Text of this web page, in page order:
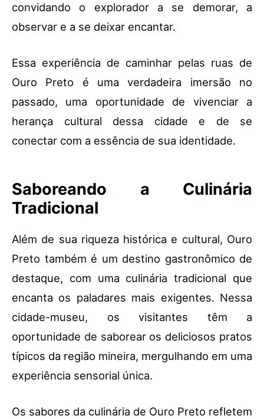
convidando o explorador a se demorar, a
observar e a se deixar encantar.
Essa experiência de caminhar pelas ruas de
Ouro Preto é uma verdadeira imersão no
passado, uma oportunidade de vivenciar a
herança cultural dessa cidade e de se
conectar com a essência de sua identidade.
Saboreando a Culinária
Tradicional
Além de sua riqueza histórica e cultural, Ouro
Preto também é um destino gastronômico de
destaque, com uma culinária tradicional que
encanta os paladares mais exigentes. Nessa
cidade-museu, os visitantes têm a
oportunidade de saborear os deliciosos pratos
típicos da região mineira, mergulhando em uma
experiência sensorial única.
Os sabores da culinária de Ouro Preto refletem